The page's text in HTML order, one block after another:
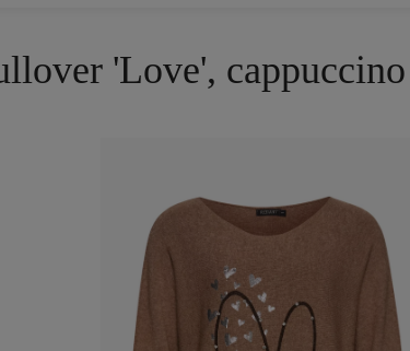
'Love', cappuccino